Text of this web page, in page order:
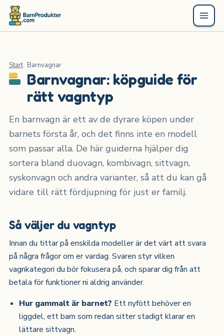
Start Barnvagnar
Barnvagnar: köpguide för
rätt vagntyp
En barnvagn är ett av de dyrare köpen under
barnets första år, och det finns inte en modell
som passar alla. De här guiderna hjälper dig
sortera bland duovagn, kombivagn, sittvagn,
syskonvagn och andra varianter, så att du kan gå
vidare till rätt fördjupning för just er familj.
Så väljer du vagntyp
Innan du tittar på enskilda modeller är det värt att svara
på några frågor om er vardag. Svaren styr vilken
vagnkategori du bör fokusera på, och sparar dig från att
betala för funktioner ni aldrig använder.
Hur gammalt är barnet? Ett nyfött behöver en
liggdel, ett barn som redan sitter stadigt klarar en
lättare sittvagn.